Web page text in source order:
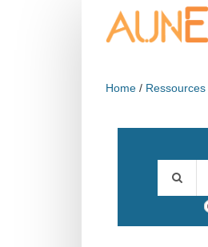
Home Ressources